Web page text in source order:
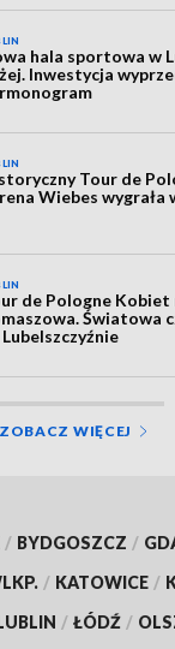
hala sportowa w
Inwestycja
Tour de
Wiebes
de Pologne Kobiet
Światowa
Lubelszczyźnie
ZOBACZ WIĘCEJ
/ BYDGOSZCZ /
/ KATOWICE /
/ ŁÓDŹ /